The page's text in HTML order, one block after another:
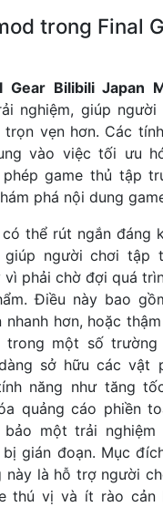
trong Final
Gear Bilibili Japan
nghiệm, giúp
vẹn hơn. Các
vào việc tối ưu
game thủ tập
phá nội dung
thể rút ngắn đáng
giúp người chơi tập
phải chờ đợi quá
Điều này bao
nhanh hơn, hoặc
trong một số
sở hữu các vật
năng như tăng
quảng cáo phiền
bảo một trải nghiệm
gián đoạn. Mục
này là hỗ trợ người
thú vị và ít rào cản